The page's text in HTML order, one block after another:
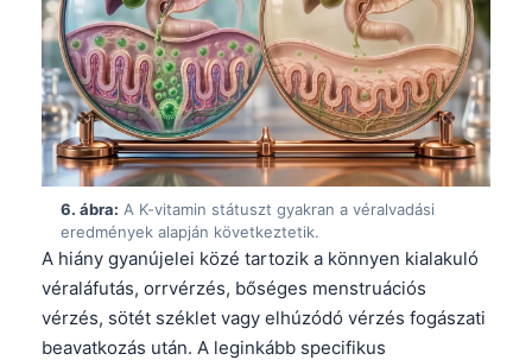
6. ábra: A K-vitamin státuszt gyakran a véralvadási
eredmények alapján következtetik.
A hiány gyanújelei közé tartozik a könnyen kialakuló
véraláfutás, orrvérzés, bőséges menstruációs
vérzés, sötét széklet vagy elhúzódó vérzés fogászati
beavatkozás után. A leginkább specifikus
Español
Português
Ελληνικά
Türkçe
Română
简体中文
فارسی
Български
Dansk